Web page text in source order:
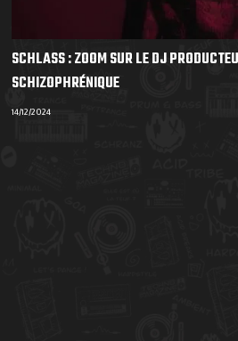
SCHLASS : ZOOM SUR LE DJ
SCHIZOPHRÉNIQUE
14/12/2024